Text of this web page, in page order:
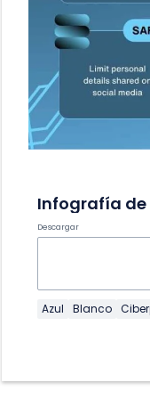
Descargar
Azul Blanco